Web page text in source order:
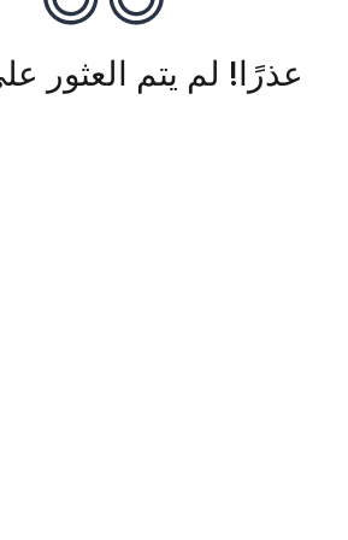
عذرًا! لم يتم العثور